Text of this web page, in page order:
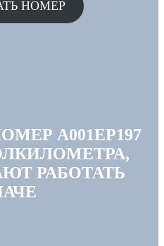
НОМЕР
А001ЕР197
РАБОТАТЬ